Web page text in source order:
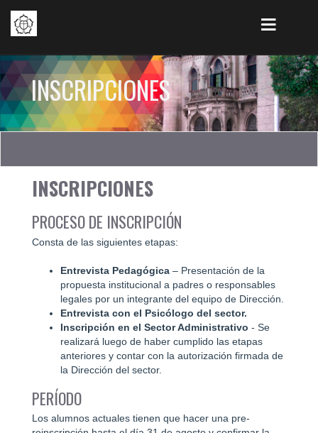
INSCRIPCIONES
INSCRIPCIONES
PROCESO DE INSCRIPCIÓN
Consta de las siguientes etapas:
Entrevista Pedagógica– Presentación de la
propuesta institucional a padres o responsables
legales por un integrante del equipo de Dirección.
Entrevista con el Psicólogo del sector.
Inscripción en el Sector Administrativo - Se
realizará luego de haber cumplido las etapas
anteriores y contar con la autorización firmada de
la Dirección del sector.
PERÍODO
Los alumnos actuales tienen que hacer una pre-